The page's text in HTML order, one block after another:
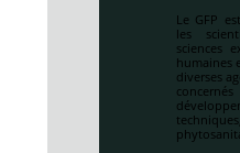
Le GFP
les
sciences
humaines
diverses